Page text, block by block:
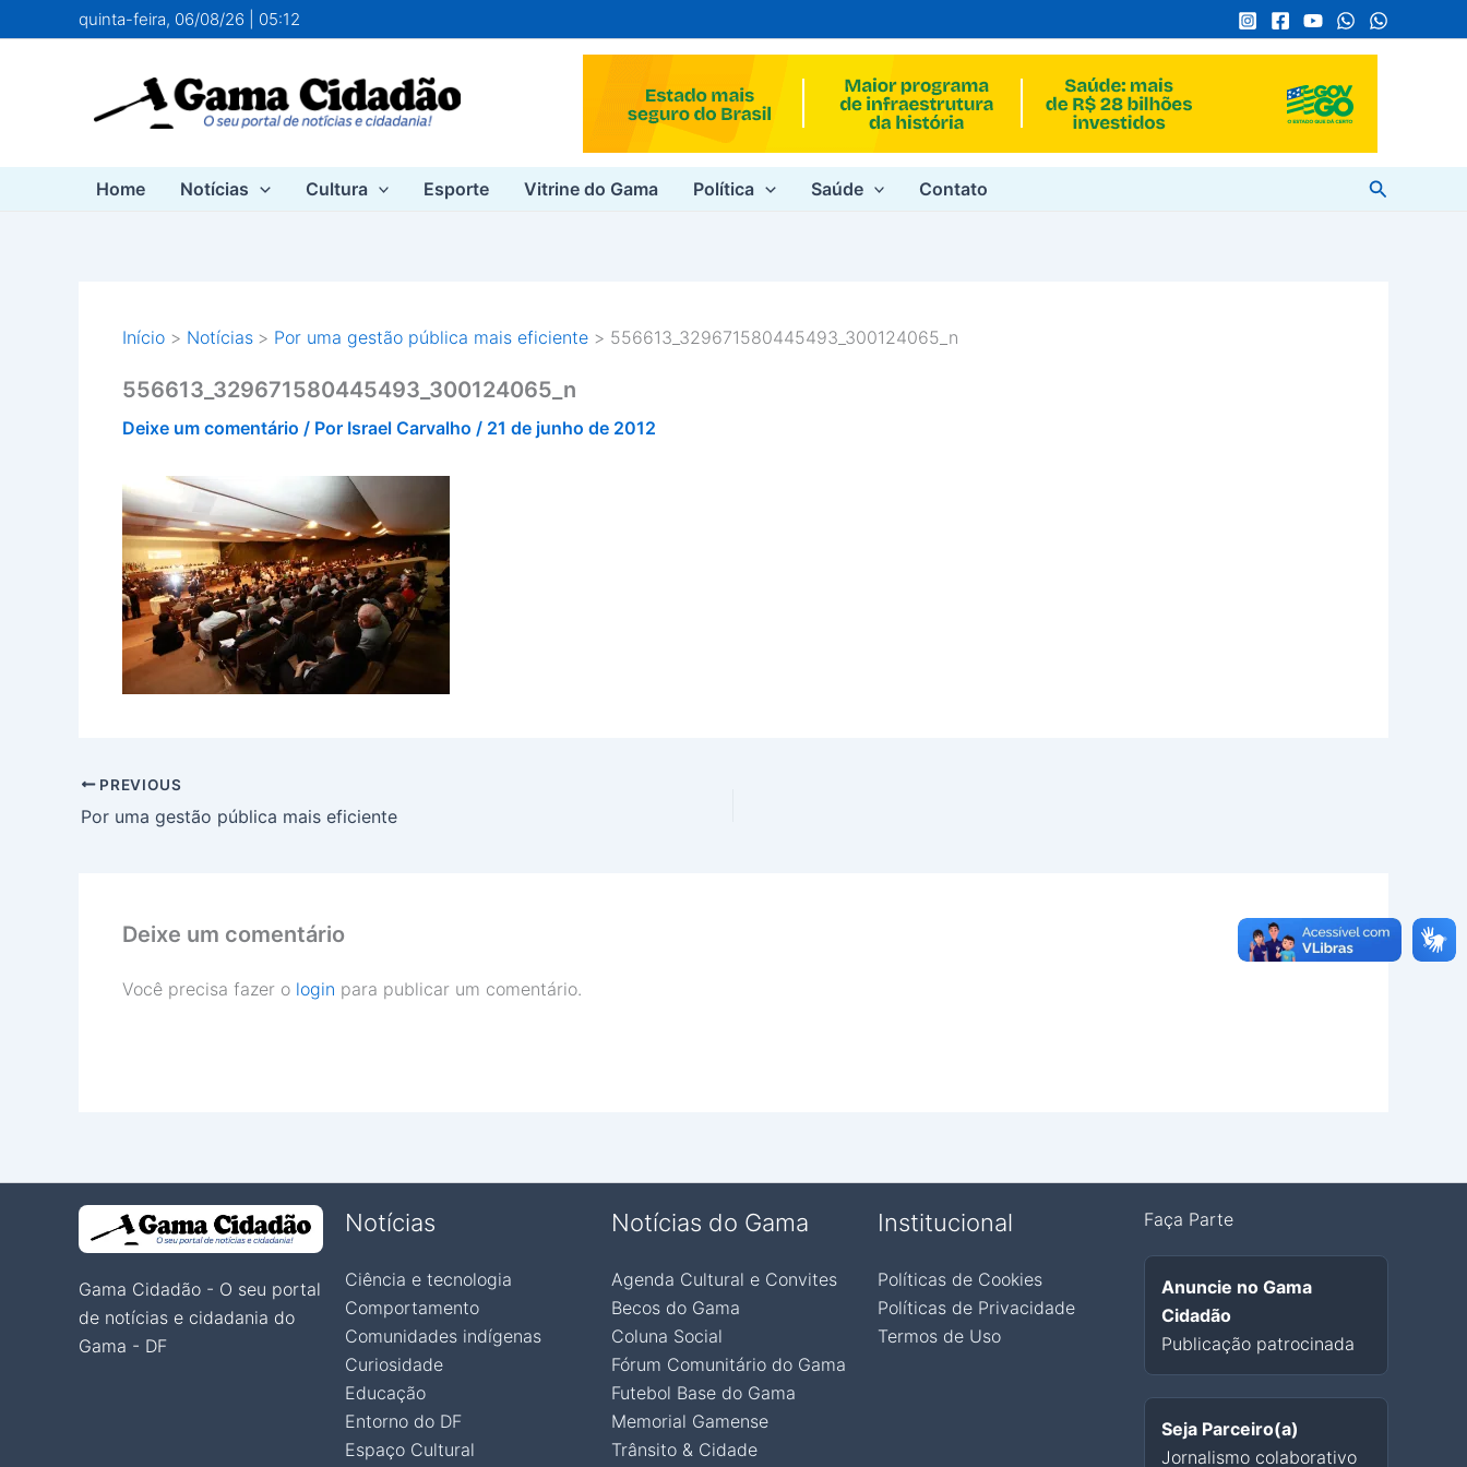
para
quinta-feira, 06/08/26 | 05:12
Home Notícias Cultura Esporte Vitrine do Gama Política Saúde Contato Pesquisar
Início Notícias Por uma gestão pública mais eficiente 556613_329671580445493_300124065_n
556613_329671580445493_300124065_n
Deixe um comentário / Por Israel Carvalho / 21 de junho de 2012
PREVIOUS
Por uma gestão pública mais eficiente
Deixe um comentário
Você precisa fazer o login para publicar um comentário.
Gama Cidadão - O seu portal
de notícias e cidadania do
Gama - DF
Notícias
Ciência e tecnologia
Comportamento
Comunidades indígenas
Curiosidade
Educação
Entorno do DF
Espaço Cultural
Notícias do Gama
Agenda Cultural e Convites
Becos do Gama
Coluna Social
Fórum Comunitário do Gama
Futebol Base do Gama
Memorial Gamense
Trânsito & Cidade
Institucional
Políticas de Cookies
Políticas de Privacidade
Termos de Uso
Faça Parte
Anuncie no Gama
Cidadão
Publicação patrocinada
Seja Parceiro(a)
Jornalismo colaborativo